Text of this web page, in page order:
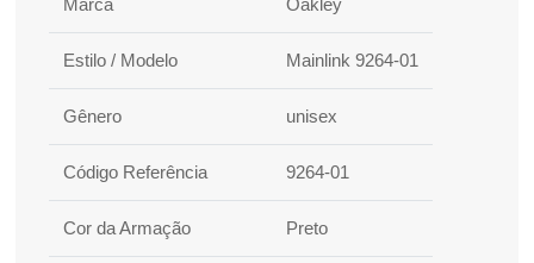
Estilo / Modelo Mainlink 9264-01
Gênero unisex
Código Referência 9264-01
Cor da Armação Preto